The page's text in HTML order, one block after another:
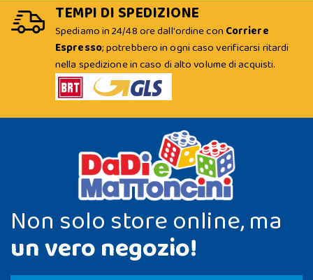
TEMPI DI SPEDIZIONE
Spediamo in 24/48 ore dall'ordine con Corriere
Espresso; potrebbero in ogni caso verificarsi ritardi
nella spedizione in caso di alto volume di acquisti.
Non solo store online, ma
un vero negozio!